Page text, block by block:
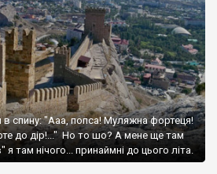
спину: "Ааа, попса! Муляжна фортеця!
до дір!..." Но то шо? А мене ще там
я там нічого... принаймні до цього літа.